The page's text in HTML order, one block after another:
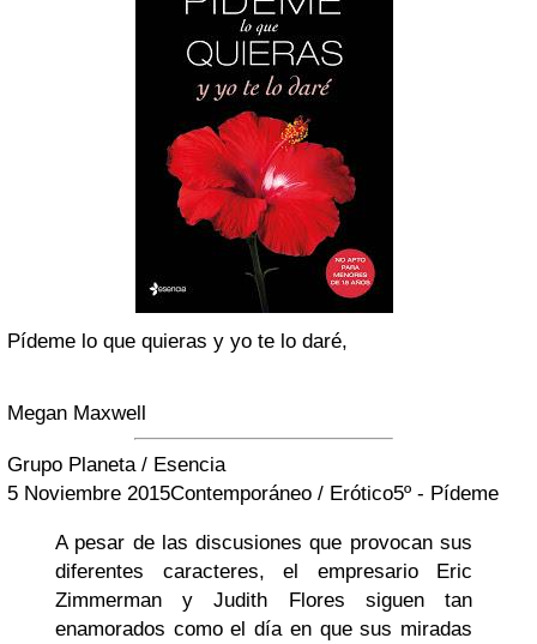
Pídeme lo que quieras y yo te lo daré,
Megan Maxwell
Grupo Planeta / Esencia
5 Noviembre 2015Contemporáneo / Erótico5º - Pídeme
A pesar de las discusiones que provocan sus
diferentes caracteres, el empresario Eric
Zimmerman y Judith Flores siguen tan
enamorados como el día en que sus miradas